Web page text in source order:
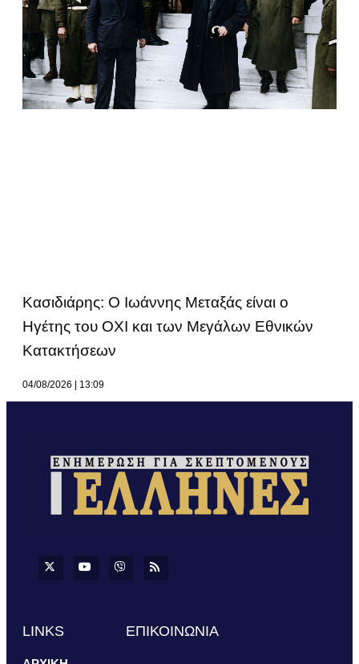
Κασιδιάρης: Ο Ιωάννης Μεταξάς είναι ο
Ηγέτης του ΟΧΙ και των Μεγάλων Εθνικών
Κατακτήσεων
04/08/2026 13:09
LINKS ΕΠΙΚΟΙΝΩΝΙΑ